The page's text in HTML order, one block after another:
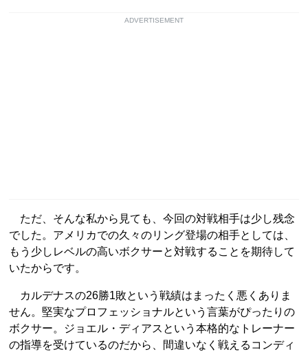
ADVERTISEMENT
ただ、そんな私から見ても、今回の対戦相手は少し残念
でした。アメリカでの久々のリング登場の相手としては、
もう少しレベルの高いボクサーと対戦することを期待して
いたからです。
カルデナスの26勝1敗という戦績はまったく悪くありま
せん。堅実なプロフェッショナルという言葉がぴったりの
ボクサー。ジョエル・ディアスという本格的なトレーナー
の指導を受けているのだから、間違いなく戦えるコンディ